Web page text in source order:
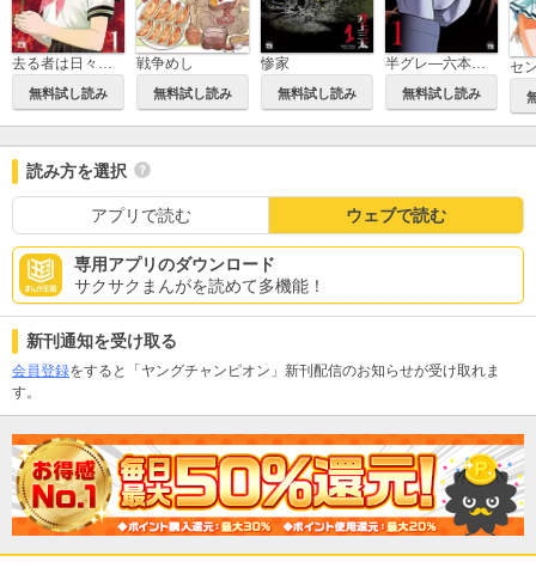
去る者は日々に疎し
無料試し読み
戦争めし
無料試し読み
惨家
無料試し読み
半グレ―六本木 摩天楼のレクイエム―
無料試し読み
セ
読み方を選択
アプリで読む ウェブで読む
専用アプリのダウンロード
サクサクまんがを読めて多機能！
新刊通知を受け取る
会員登録をすると「ヤングチャンピオン」新刊配信のお知らせが受け取れま
す。